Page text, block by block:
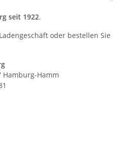
seit 1922.
oder bestellen Sie
Hamburg-Hamm